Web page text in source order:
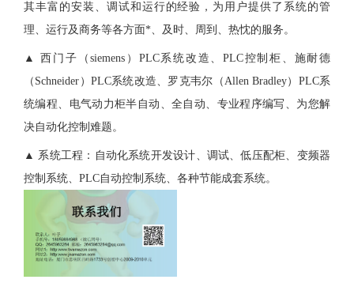
其丰富的安装、调试和运行的经验，为用户提供了系统的管
理、运行及商务等各方面*、及时、周到、热忱的服务。
▲ 西门子（siemens）PLC系统改造、PLC控制柜、施耐德
（Schneider）PLC系统改造、罗克韦尔（Allen Bradley）PLC系
统编程、电气动力柜半自动、全自动、专业程序编写、为您解
决自动化控制难题。
▲ 系统工程：自动化系统开发设计、调试、低压配柜、变频器
控制系统、PLC自动控制系统、各种节能成套系统。